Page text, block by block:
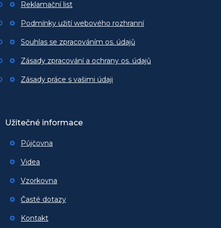
Reklamační list
Podmínky užití webového rozhranní
Souhlas se zpracováním os. údajů
Zásady zpracování a ochrany os. údajů
Zásady práce s vašimi údaji
Užitečné informace
Půjčovna
Videa
Vzorkovna
Časté dotazy
Kontakt